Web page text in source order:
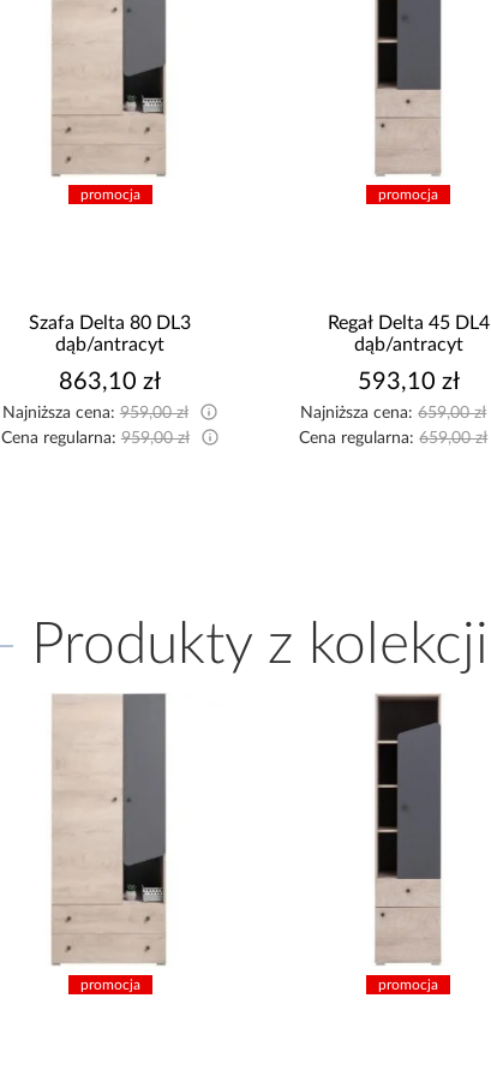
promocja
Szafa Delta 80 DL3
dąb/antracyt
863,10 zł
Najniższa cena:959,00 zł
Cena regularna:959,00 zł
promocja
Regał Delta 45 DL4
dąb/antracyt
593,10 zł
Najniższa cena:659,00 zł
Cena regularna:659,00 zł
Produkty z kolekcji
promocja promocja